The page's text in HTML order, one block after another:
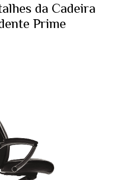
da Cadeira
Prime